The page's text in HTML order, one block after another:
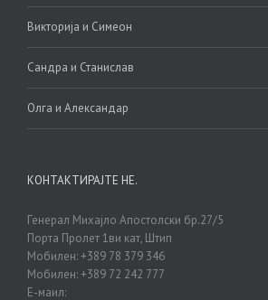
Викторија и Симеон
Сандра и Станислав
Олга и Александар
КОНТАКТИРАЈТЕ НЕ.
Генерал Михајло Апостолски бр.27/5
Порта Пролет 1ви кат, Штип
Мобилен: +389 78 379 346
Мобилен: +389 72 242 777
Е-маил: